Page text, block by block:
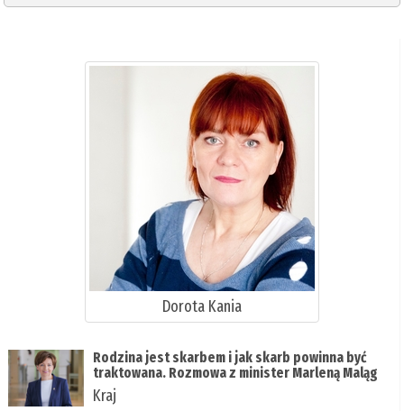
Dorota Kania
Rodzina jest skarbem i jak skarb powinna być
traktowana. Rozmowa z minister Marleną Maląg
Kraj